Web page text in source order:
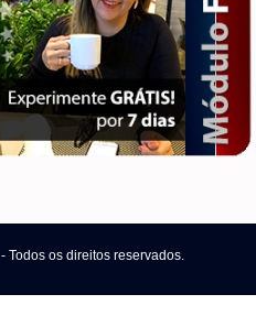
- Todos os direitos reservados.